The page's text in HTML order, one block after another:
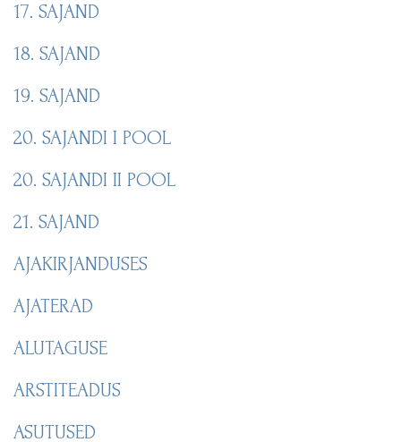
17. SAJAND
18. SAJAND
19. SAJAND
20. SAJANDI I POOL
20. SAJANDI II POOL
21. SAJAND
AJAKIRJANDUSES
AJATERAD
ALUTAGUSE
ARSTITEADUS
ASUTUSED